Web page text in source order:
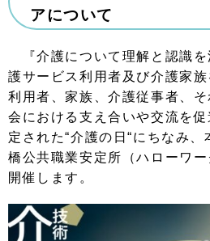
アについて
『介護について理解と認識を
護サービス利用者及び介護家族
利用者、家族、介護従事者、
会における支え合いや交流を
定された“介護の日“にちなみ
橋公共職業安定所（ハローワ
開催します。